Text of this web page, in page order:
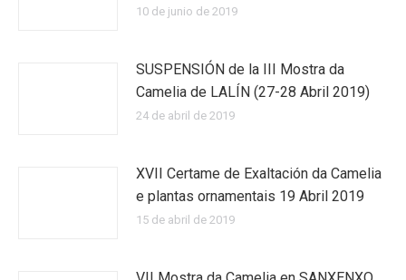
10 de junio de 2019
SUSPENSIÓN de la III Mostra da
Camelia de LALÍN (27-28 Abril 2019)
24 de abril de 2019
XVII Certame de Exaltación da Camelia
e plantas ornamentais 19 Abril 2019
15 de abril de 2019